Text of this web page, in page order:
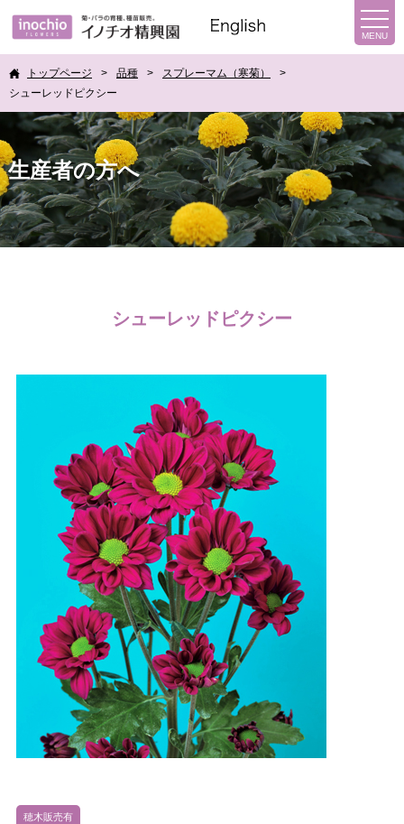
トップページ 品種
スプレーマム（寒菊）
シューレッドピクシー
生産者の方へ
シューレッドピクシー
穂木販売有